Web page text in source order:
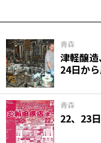
青森
津軽醸
24日か
青森
22、23